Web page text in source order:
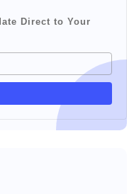
Direct to Your